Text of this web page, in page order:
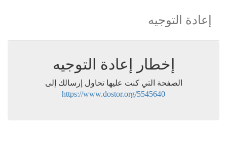
إعادة التوجيه
إخطار إعادة التوجيه
الصفحة التي كنت عليها تحاول إرسالك إلى
https://www.dostor.org/5545640